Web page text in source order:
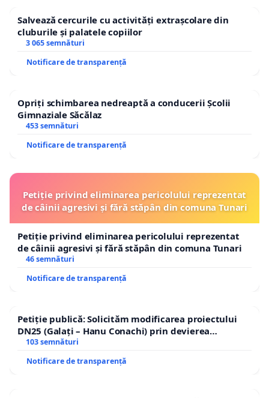
Salvează cercurile cu activități extrașcolare din
cluburile și palatele copiilor
3 065 semnături
Notificare de transparență
Opriți schimbarea nedreaptă a conducerii Școlii
Gimnaziale Săcălaz
453 semnături
Notificare de transparență
Petiție privind eliminarea pericolului reprezentat
de câinii agresivi și fără stăpân din comuna Tunari
Petiție privind eliminarea pericolului reprezentat
de câinii agresivi și fără stăpân din comuna Tunari
46 semnături
Notificare de transparență
Petiție publică: Solicităm modificarea proiectului
DN25 (Galați – Hanu Conachi) prin devierea
traseului în afara localităților!
103 semnături
Notificare de transparență